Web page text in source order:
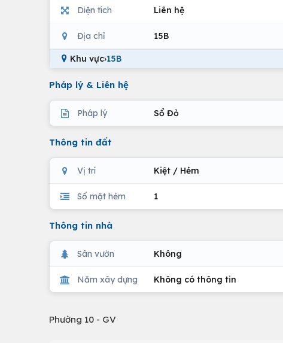
Diện tích Liên hệ
Địa chỉ 15B
Khu vực›15B
Pháp lý & Liên hệ
Pháp lý Sổ Đỏ
Thông tin đất
Vị trí Kiệt / Hẻm
Số mặt hẻm 1
Thông tin nhà
Sân vườn Không
Năm xây dựng Không có thông tin
Phường 10 - GV